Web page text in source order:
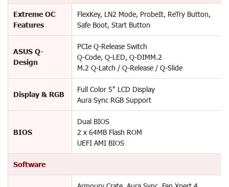
Extreme OC
Features
FlexKey, LN2 Mode, ProbeIt, ReTry Button,
Safe Boot, Start Button
ASUS Q-
Design
PCIe Q-Release Switch
Q-Code, Q-LED, Q-DIMM.2
M.2 Q-Latch / Q-Release / Q-Slide
Display & RGB
Full Color 5" LCD Display
Aura Sync RGB Support
BIOS
Dual BIOS
2 x 64MB Flash ROM
UEFI AMI BIOS
Software